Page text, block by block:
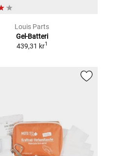
Louis Parts
Gel-Batteri
439,31 kr1